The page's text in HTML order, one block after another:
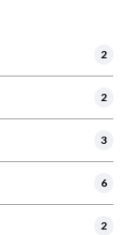
2
2
3
6
2